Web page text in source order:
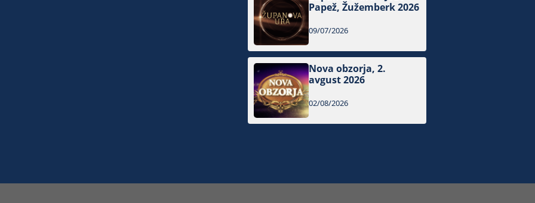
Papež, Žužemberk 2026
09/07/2026
Nova obzorja, 2.
avgust 2026
02/08/2026